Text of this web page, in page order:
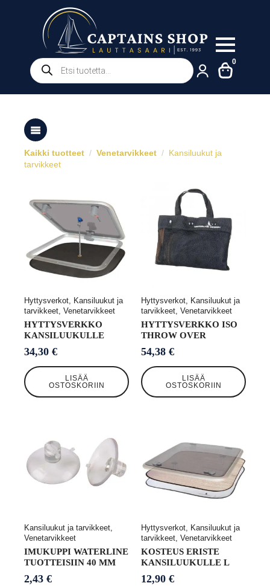
Products
search
0
Kaikki tuotteet Venetarvikkeet
Kansiluukut ja
tarvikkeet
Hyttysverkot, Kansiluukut ja
tarvikkeet, Venetarvikkeet
HYTTYSVERKKO
KANSILUUKULLE
34,30 €
LISÄÄ
OSTOSKORIIN
Hyttysverkot, Kansiluukut ja
tarvikkeet, Venetarvikkeet
HYTTYSVERKKO ISO
THROW OVER
54,38 €
LISÄÄ
OSTOSKORIIN
Kansiluukut ja tarvikkeet,
Venetarvikkeet
IMUKUPPI WATERLINE
TUOTTEISIIN 40 MM
2,43 €
Hyttysverkot, Kansiluukut ja
tarvikkeet, Venetarvikkeet
KOSTEUS ERISTE
KANSILUUKULLE L
12,90 €